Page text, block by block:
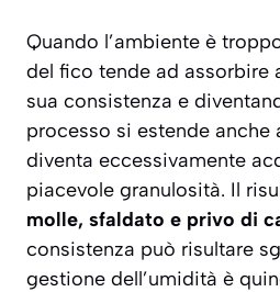
Quando l’ambiente è
del fico tende ad assorbire
sua consistenza e
processo si estende anche
diventa eccessivamente
piacevole granulosità. Il
molle, sfaldato e privo di
consistenza può risultare
gestione dell’umidità è